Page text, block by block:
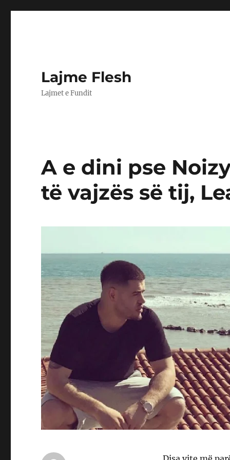
Lajme Flesh
Lajmet e Fundit
A e dini pse
të vajzës së tij,